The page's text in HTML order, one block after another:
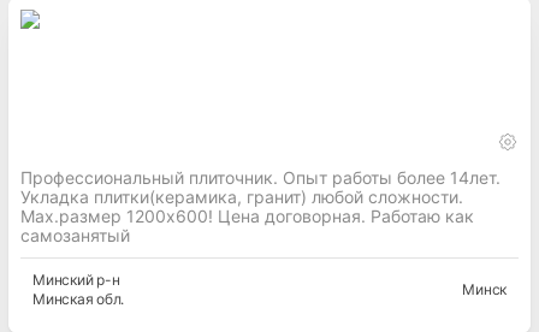
Профессиональный плиточник. Опыт работы более 14лет.
Укладка плитки(керамика, гранит) любой сложности.
Max.размер 1200x600! Цена договорная. Работаю как
самозанятый
Минскийр-н
Минская обл.
Минск